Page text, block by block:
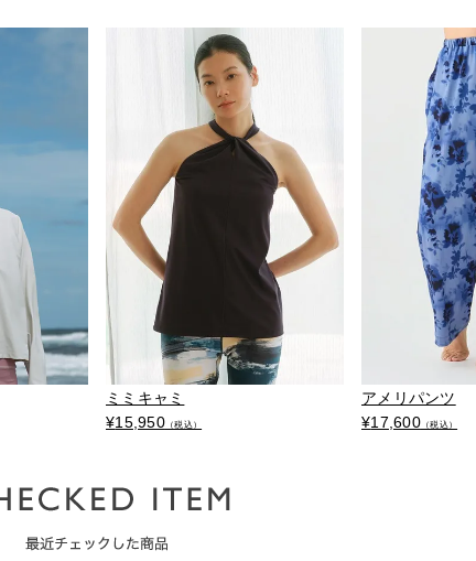
ミミキャミ
¥15,950（税込）
アメリパンツ
¥17,600（税込）